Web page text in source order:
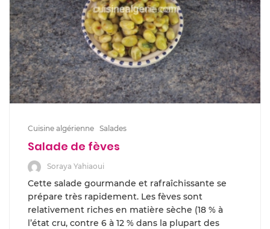
Cuisine algérienne Salades
Salade de fèves
Soraya Yahiaoui
Cette salade gourmande et rafraîchissante se
prépare très rapidement. Les fèves sont
relativement riches en matière sèche (18 % à
l’état cru, contre 6 à 12 % dans la plupart des